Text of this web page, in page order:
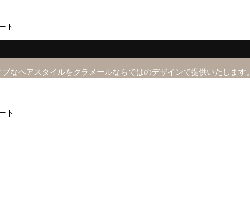
ト
なヘアスタイルをクラメールならではのデザインで提供いたします
ト